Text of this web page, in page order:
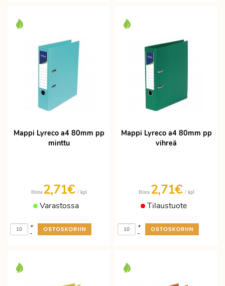
Mappi Lyreco a4 80mm pp
minttu
Hinta 2,71€ / kpl
Varastossa
-
+
Mappi Lyreco a4 80mm pp
vihreä
Hinta 2,71€ / kpl
Tilaustuote
-
+